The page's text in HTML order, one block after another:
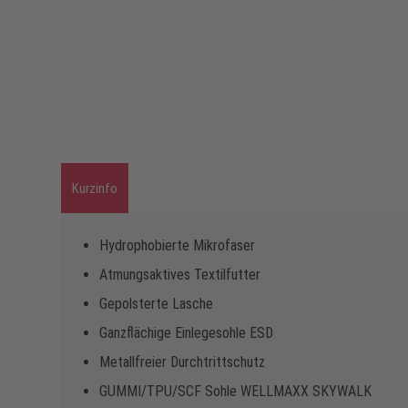
Kurzinfo
Hydrophobierte Mikrofaser
Atmungsaktives Textilfutter
Gepolsterte Lasche
Ganzflächige Einlegesohle ESD
Metallfreier Durchtrittschutz
GUMMI/TPU/SCF Sohle WELLMAXX SKYWALK